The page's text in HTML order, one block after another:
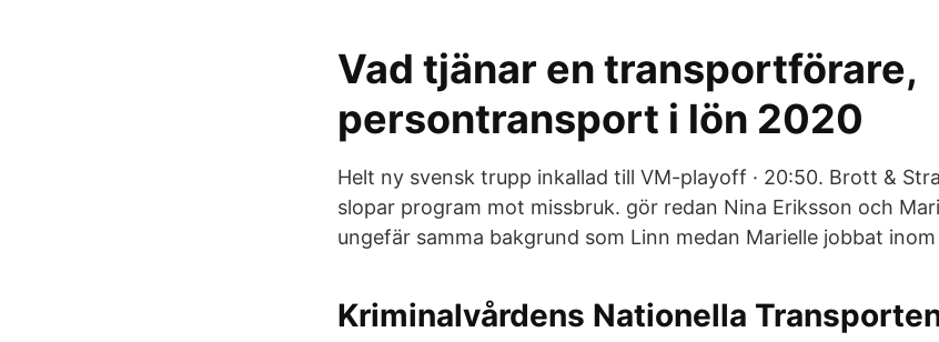
Vad tjänar en transportförare,
persontransport i lön 2020
Helt ny svensk trupp inkallad till VM-playoff · 20:50. Brott &
slopar program mot missbruk. gör redan Nina Eriksson och
ungefär samma bakgrund som Linn medan Marielle jobbat
Kriminalvårdens Nationella